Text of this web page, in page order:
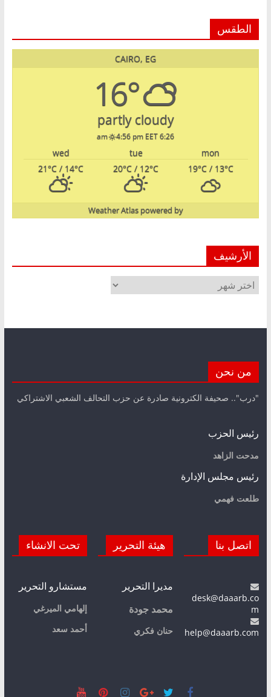
الطقس
CAIRO, EG
16°
partly cloudy
6:26 am
4:56 pm EET
mon
tue
wed
19°C/ 13°C
20°C / 12°C
21°C / 14°C
powered by
Weather Atlas
الأرشيف
الأرشيف
من نحن
"درب".. صحيفة الكترونية صادرة عن حزب التحالف الشعبي الاشتراكي
رئيس الحزب
مدحت الزاهد
رئيس مجلس الإدارة
طلعت فهمي
اتصل بنا
desk@daaarb.co
m
help@daaarb.com
هيئة التحرير
مديرا التحرير
محمد جودة
حنان فكري
تحت الانشاء
مستشارو التحرير
إلهامي الميرغي
أحمد سعد